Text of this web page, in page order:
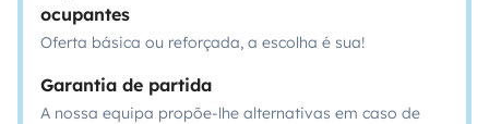
ocupantes
Oferta básica ou reforçada, a escolha é sua!
Garantia de partida
A nossa equipa propõe-lhe alternativas em caso de